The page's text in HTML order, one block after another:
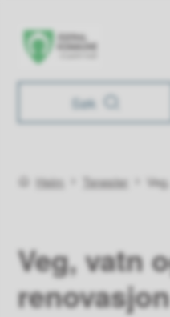
Åseral kommune
Søk
Du er her:
Heim Tenester
Veg, vatn
renovasjon